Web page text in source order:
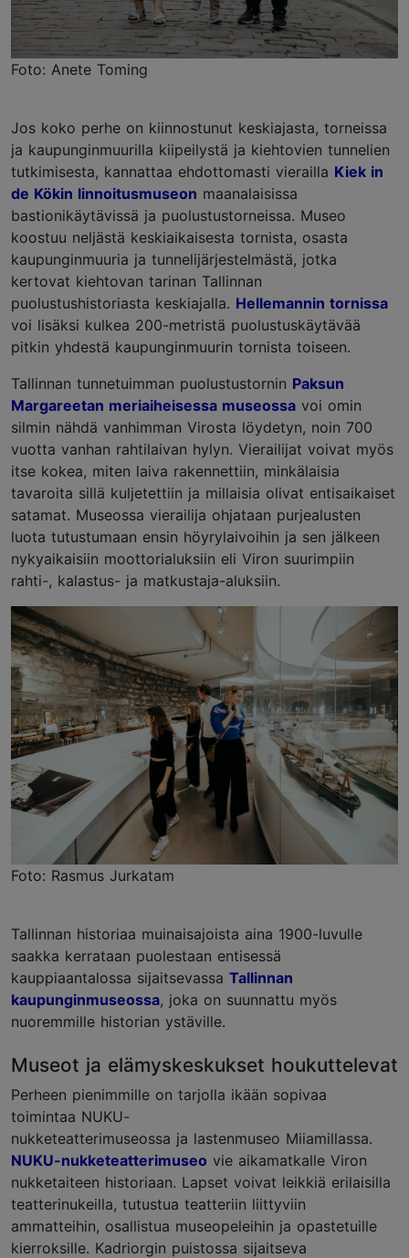
Foto: Anete Toming
Jos koko perhe on kiinnostunut keskiajasta, torneissa
ja kaupunginmuurilla kiipeilystä ja kiehtovien tunnelien
tutkimisesta, kannattaa ehdottomasti vierailla Kiek in
de Kökin linnoitusmuseon maanalaisissa
bastionikäytävissä ja puolustustorneissa. Museo
koostuu neljästä keskiaikaisesta tornista, osasta
kaupunginmuuria ja tunnelijärjestelmästä, jotka
kertovat kiehtovan tarinan Tallinnan
puolustushistoriasta keskiajalla. Hellemannin tornissa
voi lisäksi kulkea 200-metristä puolustuskäytävää
pitkin yhdestä kaupunginmuurin tornista toiseen.
Tallinnan tunnetuimman puolustustornin Paksun
Margareetan meriaiheisessa museossa voi omin
silmin nähdä vanhimman Virosta löydetyn, noin 700
vuotta vanhan rahtilaivan hylyn. Vierailijat voivat myös
itse kokea, miten laiva rakennettiin, minkälaisia
tavaroita sillä kuljetettiin ja millaisia olivat entisaikaiset
satamat. Museossa vierailija ohjataan purjealusten
luota tutustumaan ensin höyrylaivoihin ja sen jälkeen
nykyaikaisiin moottorialuksiin eli Viron suurimpiin
rahti-, kalastus- ja matkustaja-aluksiin.
Foto: Rasmus Jurkatam
Tallinnan historiaa muinaisajoista aina 1900-luvulle
saakka kerrataan puolestaan entisessä
kauppiaantalossa sijaitsevassa Tallinnan
kaupunginmuseossa, joka on suunnattu myös
nuoremmille historian ystäville.
Museot ja elämyskeskukset houkuttelevat
Perheen pienimmille on tarjolla ikään sopivaa
toimintaa NUKU-
nukketeatterimuseossa ja lastenmuseo Miiamillassa.
NUKU-nukketeatterimuseo vie aikamatkalle Viron
nukketaiteen historiaan. Lapset voivat leikkiä erilaisilla
teatterinukeilla, tutustua teatteriin liittyviin
ammatteihin, osallistua museopeleihin ja opastetuille
kierroksille. Kadriorgin puistossa sijaitseva